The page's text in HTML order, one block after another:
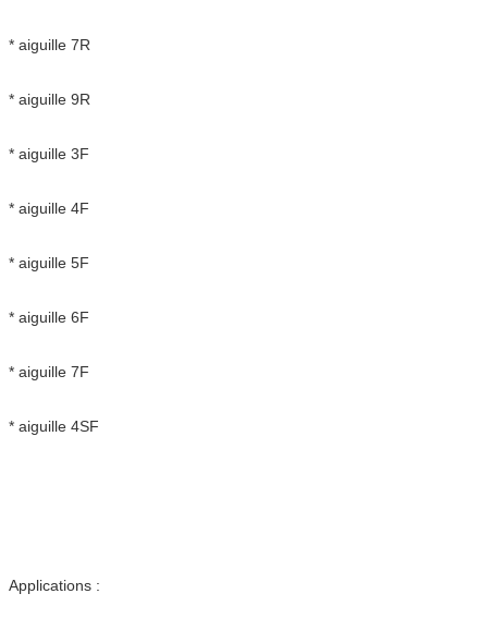
* aiguille 7R
* aiguille 9R
* aiguille 3F
* aiguille 4F
* aiguille 5F
* aiguille 6F
* aiguille 7F
* aiguille 4SF
Applications :